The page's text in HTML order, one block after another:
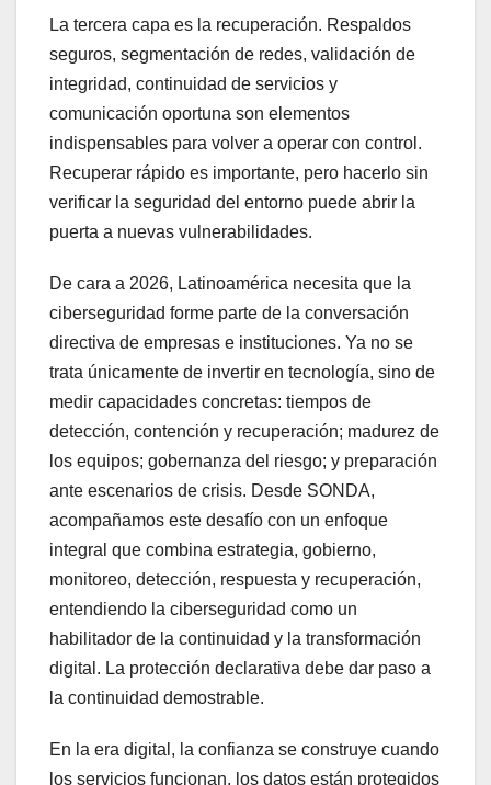
La tercera capa es la recuperación. Respaldos
seguros, segmentación de redes, validación de
integridad, continuidad de servicios y
comunicación oportuna son elementos
indispensables para volver a operar con control.
Recuperar rápido es importante, pero hacerlo sin
verificar la seguridad del entorno puede abrir la
puerta a nuevas vulnerabilidades.
De cara a 2026, Latinoamérica necesita que la
ciberseguridad forme parte de la conversación
directiva de empresas e instituciones. Ya no se
trata únicamente de invertir en tecnología, sino de
medir capacidades concretas: tiempos de
detección, contención y recuperación; madurez de
los equipos; gobernanza del riesgo; y preparación
ante escenarios de crisis. Desde SONDA,
acompañamos este desafío con un enfoque
integral que combina estrategia, gobierno,
monitoreo, detección, respuesta y recuperación,
entendiendo la ciberseguridad como un
habilitador de la continuidad y la transformación
digital. La protección declarativa debe dar paso a
la continuidad demostrable.
En la era digital, la confianza se construye cuando
los servicios funcionan, los datos están protegidos